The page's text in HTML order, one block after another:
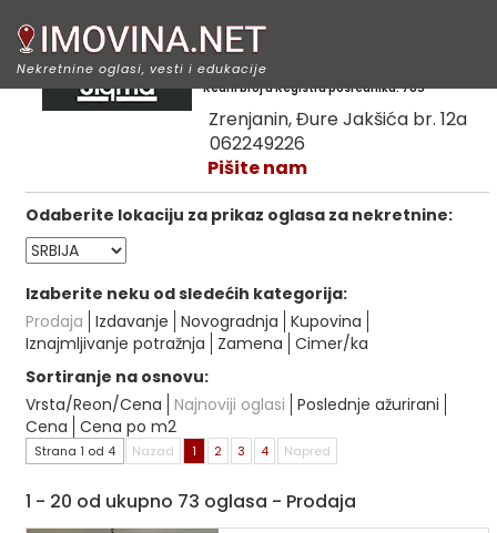
Sigma nekretnine
Redni broj u Registru posrednika: 785
Zrenjanin, Đure Jakšića br. 12a
062249226
Pišite nam
Odaberite lokaciju za prikaz oglasa za nekretnine:
Izaberite neku od sledećih kategorija:
Prodaja Izdavanje Novogradnja Kupovina
Iznajmljivanje potražnja
Zamena Cimer/ka
Sortiranje na osnovu:
Vrsta/Reon/Cena Najnoviji oglasi Poslednje ažurirani
Cena Cena po m2
Strana 1 od 4 Nazad 1 2 3 4 Napred
1 - 20 od ukupno 73 oglasa - Prodaja
Nekretnine oglasi, vesti i edukacije